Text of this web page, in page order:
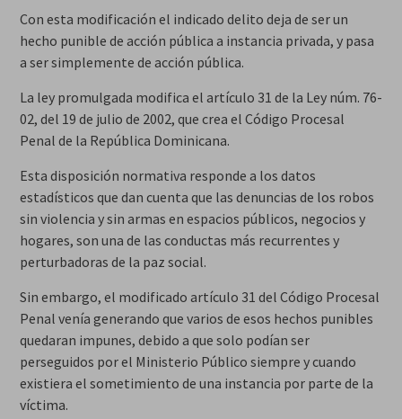
Con esta modificación el indicado delito deja de ser un
hecho punible de acción pública a instancia privada, y pasa
a ser simplemente de acción pública.
La ley promulgada modifica el artículo 31 de la Ley núm. 76-
02, del 19 de julio de 2002, que crea el Código Procesal
Penal de la República Dominicana.
Esta disposición normativa responde a los datos
estadísticos que dan cuenta que las denuncias de los robos
sin violencia y sin armas en espacios públicos, negocios y
hogares, son una de las conductas más recurrentes y
perturbadoras de la paz social.
Sin embargo, el modificado artículo 31 del Código Procesal
Penal venía generando que varios de esos hechos punibles
quedaran impunes, debido a que solo podían ser
perseguidos por el Ministerio Público siempre y cuando
existiera el sometimiento de una instancia por parte de la
víctima.